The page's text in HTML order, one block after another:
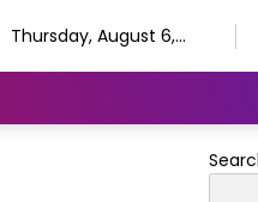
Thursday, August 6,